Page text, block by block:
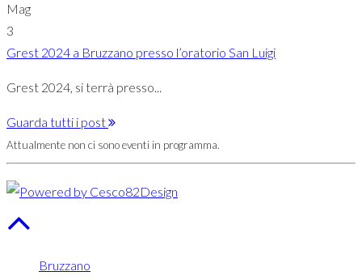
Mag
3
Grest 2024 a Bruzzano presso l’oratorio San Luigi
Grest 2024, si terrà presso...
Guarda tutti i post
Attualmente non ci sono eventi in programma.
Bruzzano